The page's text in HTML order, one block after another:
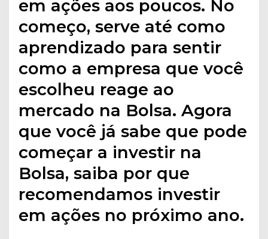
em ações aos poucos. No
começo, serve até como
aprendizado para sentir
como a empresa que você
escolheu reage ao
mercado na Bolsa. Agora
que você já sabe que pode
começar a investir na
Bolsa, saiba por que
recomendamos investir
em ações no próximo ano.